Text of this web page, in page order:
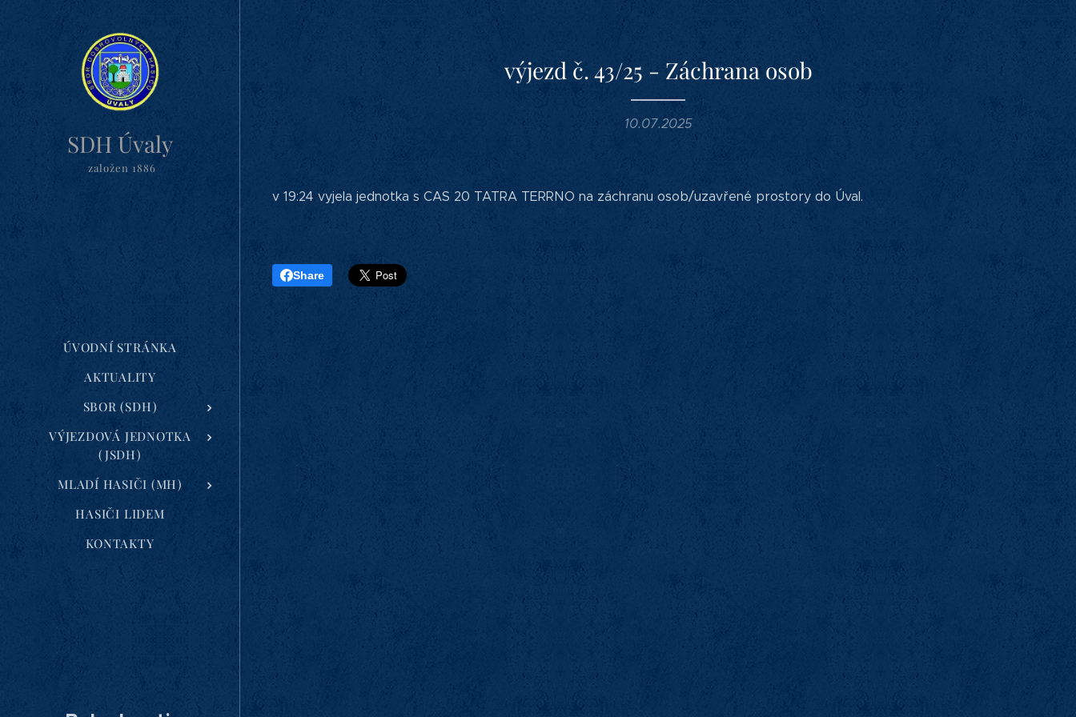
SDH Úvaly
založen 1886
ÚVODNÍ STRÁNKA
AKTUALITY
SBOR (SDH)
VÝJEZDOVÁ JEDNOTKA
(JSDH)
MLADÍ HASIČI (MH)
HASIČI LIDEM
KONTAKTY
výjezd č. 43/25 - Záchrana osob
10.07.2025
v 19:24 vyjela jednotka s CAS 20 TATRA TERRNO na záchranu osob/uzavřené prostory do Úval.
Share